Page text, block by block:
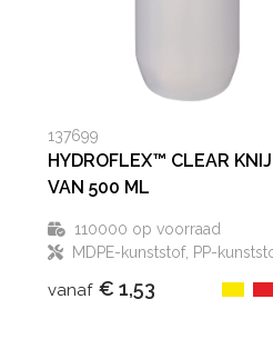
137699
HYDROFLEX™ CLEAR
VAN 500 ML
110000 op voorraad
MDPE-kunststof, PP-
vanaf € 1,53